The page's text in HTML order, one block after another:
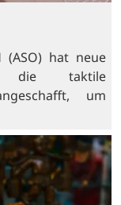
(ASO) hat neue
die taktile
um